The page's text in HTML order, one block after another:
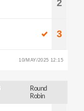
2
3
10/MAY/2025 12:15
Round
Robin